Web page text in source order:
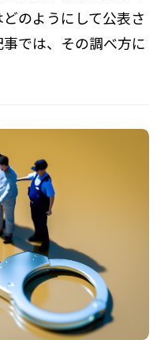
のようにして公表さ
では、その調べ方に